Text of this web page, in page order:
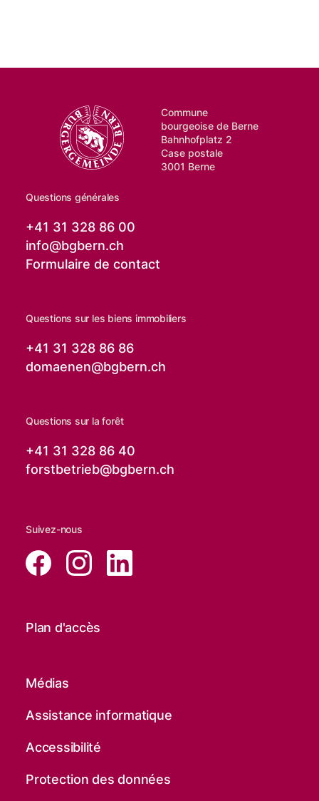
Commune
bourgeoise de Berne
Bahnhofplatz 2
Case postale
3001 Berne
Questions générales
+41 31 328 86 00
info@bgbern.ch
Formulaire de contact
Questions sur les biens immobiliers
+41 31 328 86 86
domaenen@bgbern.ch
Questions sur la forêt
+41 31 328 86 40
forstbetrieb@bgbern.ch
Suivez-nous
Plan d'accès
Médias
Assistance informatique
Accessibilité
Protection des données